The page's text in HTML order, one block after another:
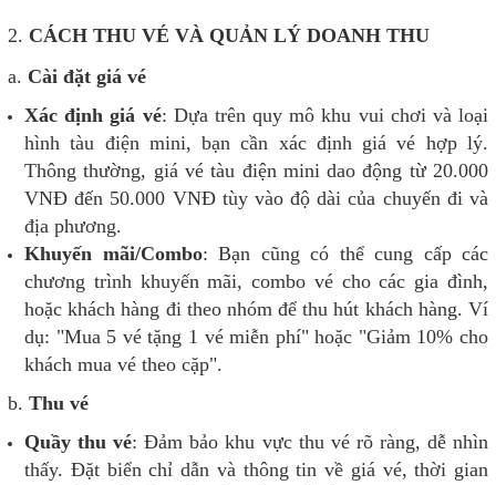
2. CÁCH THU VÉ VÀ QUẢN LÝ DOANH THU
a. Cài đặt giá vé
Xác định giá vé: Dựa trên quy mô khu vui chơi và loại
hình tàu điện mini, bạn cần xác định giá vé hợp lý.
Thông thường, giá vé tàu điện mini dao động từ 20.000
VNĐ đến 50.000 VNĐ tùy vào độ dài của chuyến đi và
địa phương.
Khuyến mãi/Combo: Bạn cũng có thể cung cấp các
chương trình khuyến mãi, combo vé cho các gia đình,
hoặc khách hàng đi theo nhóm để thu hút khách hàng. Ví
dụ: "Mua 5 vé tặng 1 vé miễn phí" hoặc "Giảm 10% cho
khách mua vé theo cặp".
b. Thu vé
Quầy thu vé: Đảm bảo khu vực thu vé rõ ràng, dễ nhìn
thấy. Đặt biển chỉ dẫn và thông tin về giá vé, thời gian